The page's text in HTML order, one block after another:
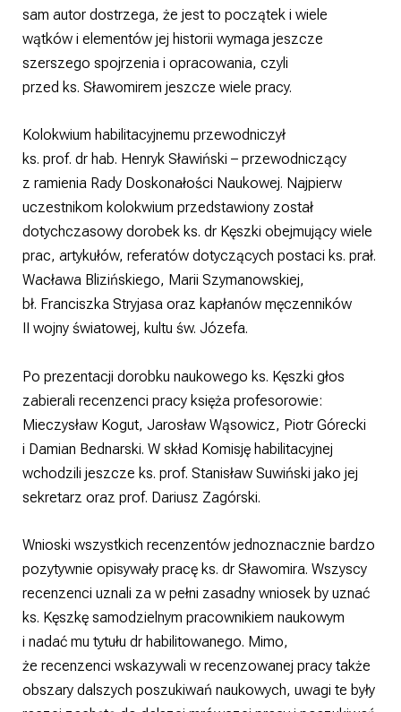
sam autor dostrzega, że jest to początek i wiele
wątków i elementów jej historii wymaga jeszcze
szerszego spojrzenia i opracowania, czyli
przed ks. Sławomirem jeszcze wiele pracy.
Kolokwium habilitacyjnemu przewodniczył
ks. prof. dr hab. Henryk Sławiński – przewodniczący
z ramienia Rady Doskonałości Naukowej. Najpierw
uczestnikom kolokwium przedstawiony został
dotychczasowy dorobek ks. dr Kęszki obejmujący wiele
prac, artykułów, referatów dotyczących postaci ks. prał.
Wacława Blizińskiego, Marii Szymanowskiej,
bł. Franciszka Stryjasa oraz kapłanów męczenników
II wojny światowej, kultu św. Józefa.
Po prezentacji dorobku naukowego ks. Kęszki głos
zabierali recenzenci pracy księża profesorowie:
Mieczysław Kogut, Jarosław Wąsowicz, Piotr Górecki
i Damian Bednarski. W skład Komisję habilitacyjnej
wchodzili jeszcze ks. prof. Stanisław Suwiński jako jej
sekretarz oraz prof. Dariusz Zagórski.
Wnioski wszystkich recenzentów jednoznacznie bardzo
pozytywnie opisywały pracę ks. dr Sławomira. Wszyscy
recenzenci uznali za w pełni zasadny wniosek by uznać
ks. Kęszkę samodzielnym pracownikiem naukowym
i nadać mu tytułu dr habilitowanego. Mimo,
że recenzenci wskazywali w recenzowanej pracy także
obszary dalszych poszukiwań naukowych, uwagi te były